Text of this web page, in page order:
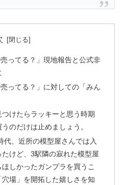
ってる？」現地報告と公式非
ってる？」に対しての「みん
けたらラッキーと思う時期
のだけは止めましょう。
代、近所の模型屋さんでは入
けど、3駅隣の寂れた模型屋
しかったガンプラを買うこ
場」を開拓した嬉しさを知